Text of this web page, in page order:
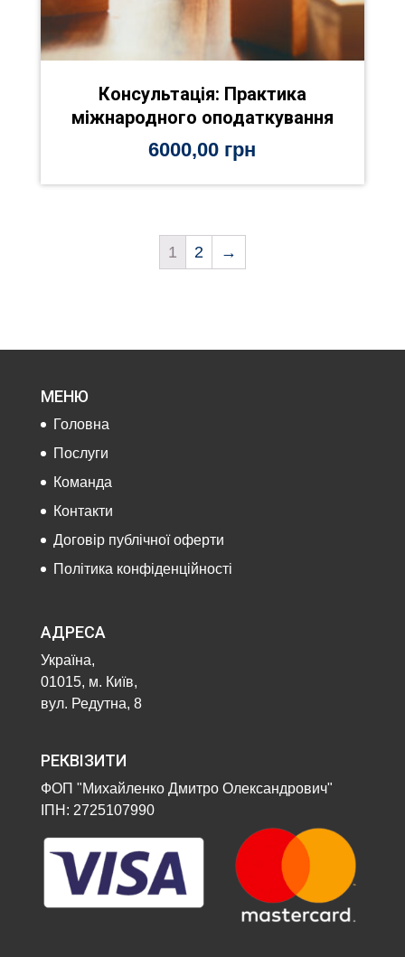
Консультація: Практика
міжнародного оподаткування
6000,00 грн
1 2 →
МЕНЮ
Головна
Послуги
Команда
Контакти
Договір публічної оферти
Політика конфіденційності
АДРЕСА
Україна,
01015, м. Київ,
вул. Редутна, 8
РЕКВІЗИТИ
ФОП "Михайленко Дмитро Олександрович"
ІПН: 2725107990